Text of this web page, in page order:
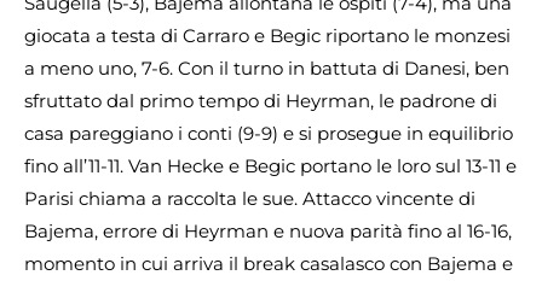
giocata a testa di Carraro e Begic riportano le monzesi
a meno uno, 7-6. Con il turno in battuta di Danesi, ben
sfruttato dal primo tempo di Heyrman, le padrone di
casa pareggiano i conti (9-9) e si prosegue in equilibrio
fino all’11-11. Van Hecke e Begic portano le loro sul 13-11 e
Parisi chiama a raccolta le sue. Attacco vincente di
Bajema, errore di Heyrman e nuova parità fino al 16-16,
momento in cui arriva il break casalasco con Bajema e